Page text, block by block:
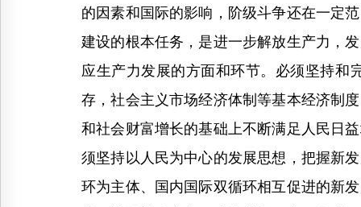
的因素和国际的影响，阶级斗争还在一定
建设的根本任务，是进一步解放生产力，
应生产力发展的方面和环节。必须坚持和
存，社会主义市场经济体制等基本经济制
和社会财富增长的基础上不断满足人民日
须坚持以人民为中心的发展思想，把握新
环为主体、国内国际双循环相互促进的新